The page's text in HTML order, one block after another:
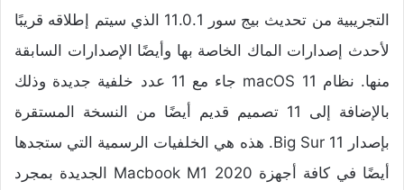
التجريبية من تحديث بيج سور 11.0.1 الذي سيتم إطلاقه قريبًا
لأحدث إصدارات الماك الخاصة بها وأيضًا الإصدارات السابقة
منها. نظام macOS 11 جاء مع 11 عدد خلفية جديدة وذلك
بالإضافة إلى 11 تصميم قديم أيضًا من النسخة المستقرة
بإصدار Big Sur 11. هذه هي الخلفيات الرسمية التي ستجدها
أيضًا في كافة أجهزة Macbook M1 2020 الجديدة بمجرد